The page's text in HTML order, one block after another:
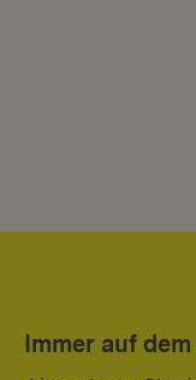
Immer auf